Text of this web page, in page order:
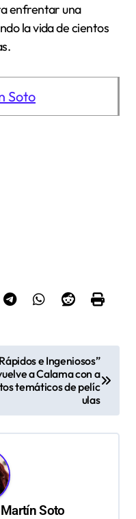
enfrentar una
la vida de cientos
Soto
e Ingeniosos”
a Calama con a
temáticos de pelíc
ulas
Soto